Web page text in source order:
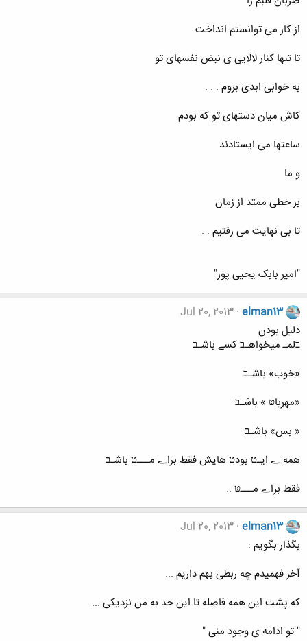
از کار می توانستم انداخت
تا تنها کنار لالایی ی نبض نفسهای تو
به خوابی ابدی بروم . . .
کاش میان دستهای تو که بودم
ساعتها می ایستادند
و ما
بر خطی ممتد از زمان
تا بی نهایت می رفتیم . .
"امیر بابک یحیی پور"
elman13
Jul 20, 2013
دلیل بودن
בلمـ میخواهـב کسے باشـב
«خوب» باشـב
«مهرباטּ » باشـב
« بس» باشـב
همه ے ایـטּ بودטּ هایش فقط براے مـــטּ باشـב
فقط براے مـــטּ ..
elman13
Jul 20, 2013
بگذار بگویم :
آخر فهمیدم چه ربطی بهم داریم ...
که پشت این همه فاصله تا این حد به من نزدیکی ...
" تو ادامه ی وجود منی "